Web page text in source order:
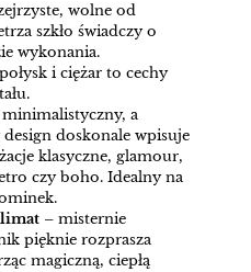
wolne od
szkło świadczy o
wykonania.
i ciężar to cechy
a
doskonale wpisuje
klasyczne, glamour,
czy boho. Idealny na
– misternie
pięknie rozprasza
magiczną, ciepłą